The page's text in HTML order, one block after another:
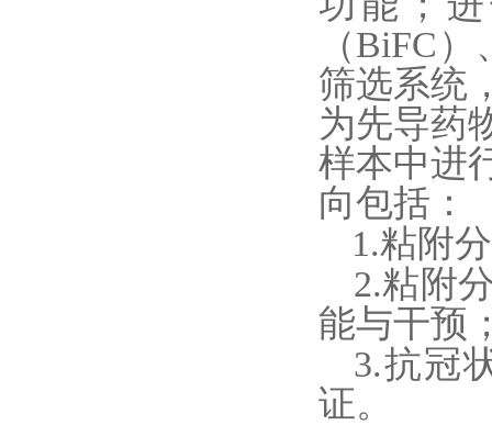
（BiFC ）
筛选系统
为先导药
样本中进
向包括：
1.粘附
2.粘附
能与干预
3.抗冠
证。